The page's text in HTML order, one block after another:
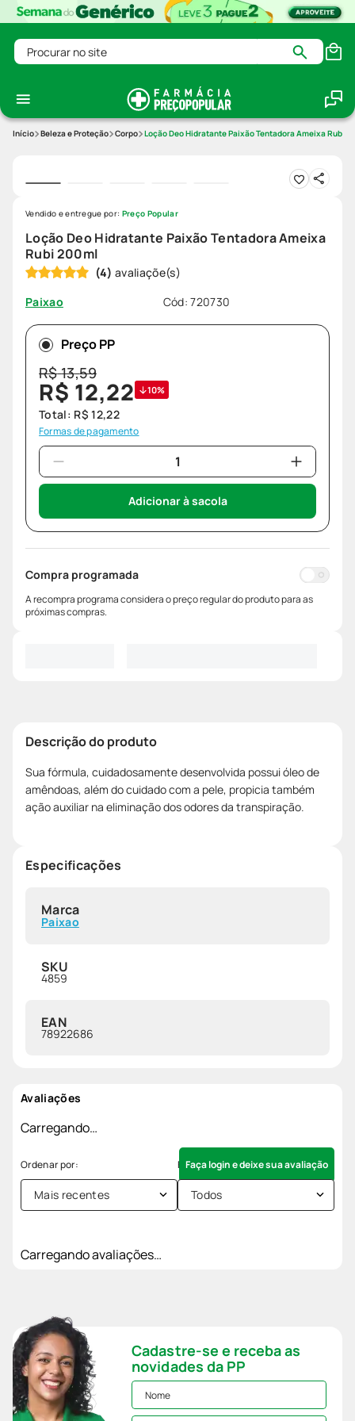
Procurar no site
Beleza e Proteção Corpo Loção Deo Hidratante Paixão Tentadora Ameixa Rubi
Loção Deo Hidratante Paixão Tentadora Ameixa
Rubi 200ml
(4)
Paixao
Cód:720730
Vendido e entregue por: Preço Popular
Preço PP
R$13,59
R$ 12,22 10%
Total: R$ 12,22
Formas de pagamento
Adicionar à sacola
Compra programada
A recompra programa considera o preço regular do produto para as
próximas compras.
Descrição do produto
Sua fórmula, cuidadosamente desenvolvida possui óleo de
amêndoas, além do cuidado com a pele, propicia também
ação auxiliar na eliminação dos odores da transpiração.
Especificações
Marca
Paixao
SKU
4859
EAN
78922686
Avaliações
Carregando…
Faça login e deixe sua avaliação
Mais recentes Todos
Carregando avaliações…
Cadastre-se e receba as
novidades da PP